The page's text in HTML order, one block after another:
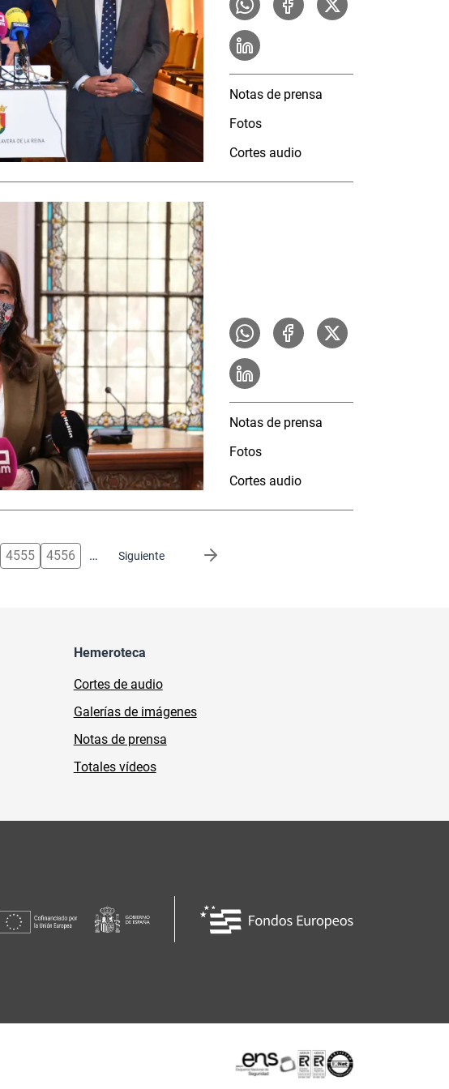
Notas de prensa
Fotos
Cortes audio
Notas de prensa
Fotos
Cortes audio
4555 4556 … Siguiente
Siguiente página
Hemeroteca
Cortes de audio
Galerías de imágenes
Notas de prensa
Totales vídeos
Certificaciones